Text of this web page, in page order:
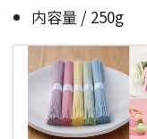
内容量 / 250g